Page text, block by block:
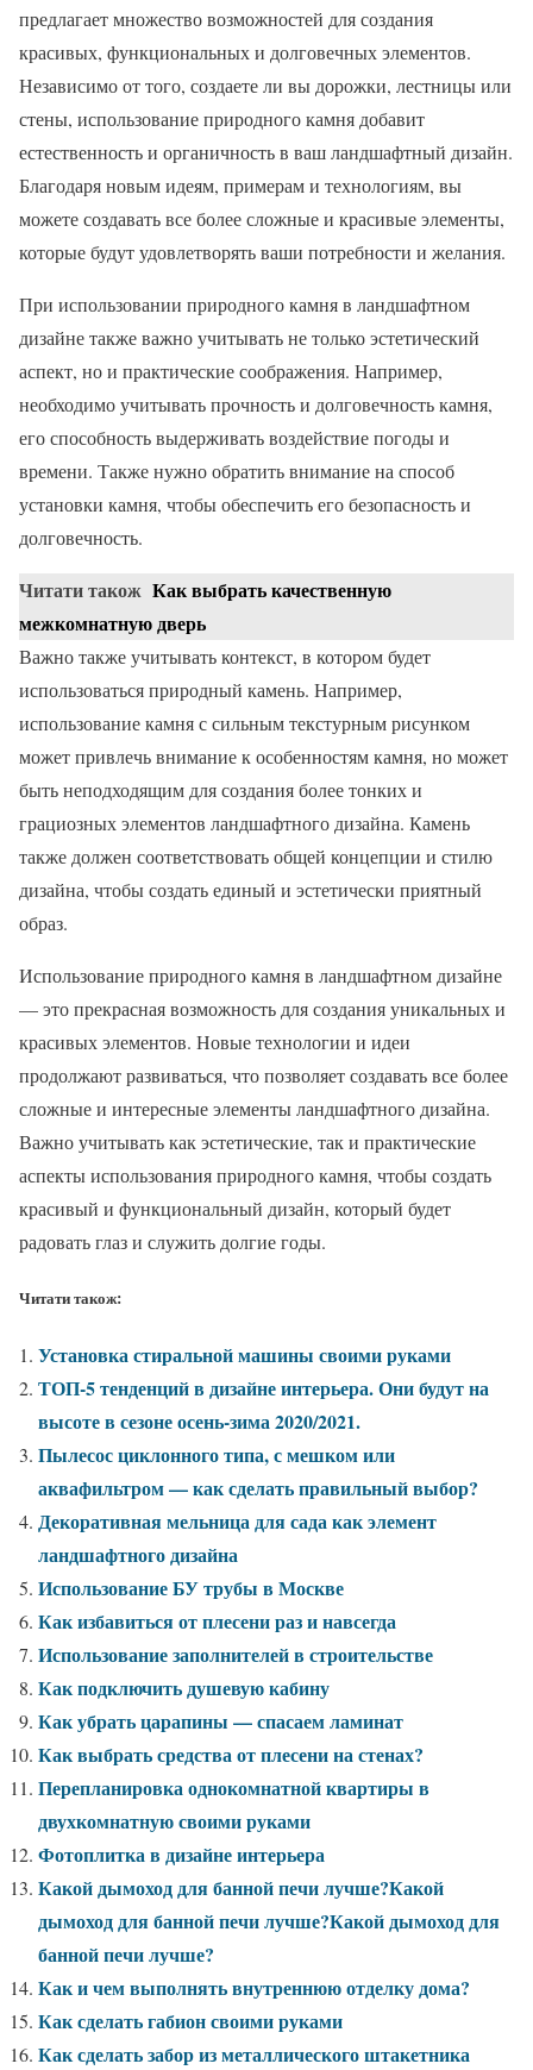
предлагает множество возможностей для создания
красивых, функциональных и долговечных элементов.
Независимо от того, создаете ли вы дорожки, лестницы или
стены, использование природного камня добавит
естественность и органичность в ваш ландшафтный дизайн.
Благодаря новым идеям, примерам и технологиям, вы
можете создавать все более сложные и красивые элементы,
которые будут удовлетворять ваши потребности и желания.
При использовании природного камня в ландшафтном
дизайне также важно учитывать не только эстетический
аспект, но и практические соображения. Например,
необходимо учитывать прочность и долговечность камня,
его способность выдерживать воздействие погоды и
времени. Также нужно обратить внимание на способ
установки камня, чтобы обеспечить его безопасность и
долговечность.
Читати також Как выбрать качественную
межкомнатную дверь
Важно также учитывать контекст, в котором будет
использоваться природный камень. Например,
использование камня с сильным текстурным рисунком
может привлечь внимание к особенностям камня, но может
быть неподходящим для создания более тонких и
грациозных элементов ландшафтного дизайна. Камень
также должен соответствовать общей концепции и стилю
дизайна, чтобы создать единый и эстетически приятный
образ.
Использование природного камня в ландшафтном дизайне
— это прекрасная возможность для создания уникальных и
красивых элементов. Новые технологии и идеи
продолжают развиваться, что позволяет создавать все более
сложные и интересные элементы ландшафтного дизайна.
Важно учитывать как эстетические, так и практические
аспекты использования природного камня, чтобы создать
красивый и функциональный дизайн, который будет
радовать глаз и служить долгие годы.
Читати також:
Установка стиральной машины своими руками
ТОП-5 тенденций в дизайне интерьера. Они будут на
высоте в сезоне осень-зима 2020/2021.
Пылесос циклонного типа, с мешком или
аквафильтром — как сделать правильный выбор?
Декоративная мельница для сада как элемент
ландшафтного дизайна
Использование БУ трубы в Москве
Как избавиться от плесени раз и навсегда
Использование заполнителей в строительстве
Как подключить душевую кабину
Как убрать царапины — спасаем ламинат
Как выбрать средства от плесени на стенах?
Перепланировка однокомнатной квартиры в
двухкомнатную своими руками
Фотоплитка в дизайне интерьера
Какой дымоход для банной печи лучше?Какой
дымоход для банной печи лучше?Какой дымоход для
банной печи лучше?
Как и чем выполнять внутреннюю отделку дома?
Как сделать габион своими руками
Как сделать забор из металлического штакетника